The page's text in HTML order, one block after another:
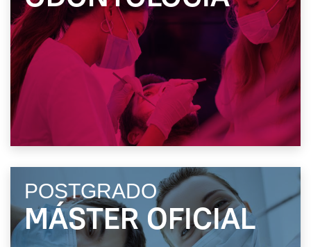
POSTGRADO
MÁSTER OFICIAL